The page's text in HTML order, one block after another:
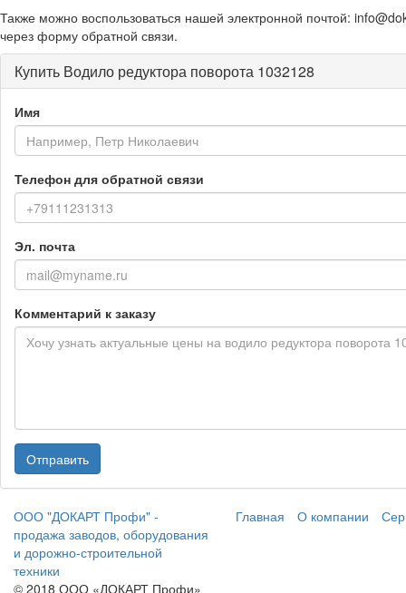
Также можно воспользоваться нашей электронной почтой:
через форму обратной связи.
Купить Водило редуктора поворота 1032128
Имя
Телефон для обратной связи
Эл. почта
Комментарий к заказу
Отправить
ООО "ДОКАРТ Профи" -
продажа заводов, оборудования
и дорожно-строительной
техники
© 2018 ООО «ДОКАРТ Профи»
Главная О компании